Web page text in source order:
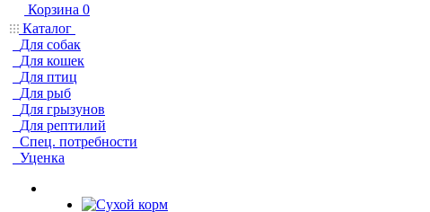
Корзина 0
Каталог
Для собак
Для кошек
Для птиц
Для рыб
Для грызунов
Для рептилий
Спец. потребности
Уценка